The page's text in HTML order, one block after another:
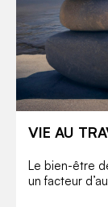
un facteur